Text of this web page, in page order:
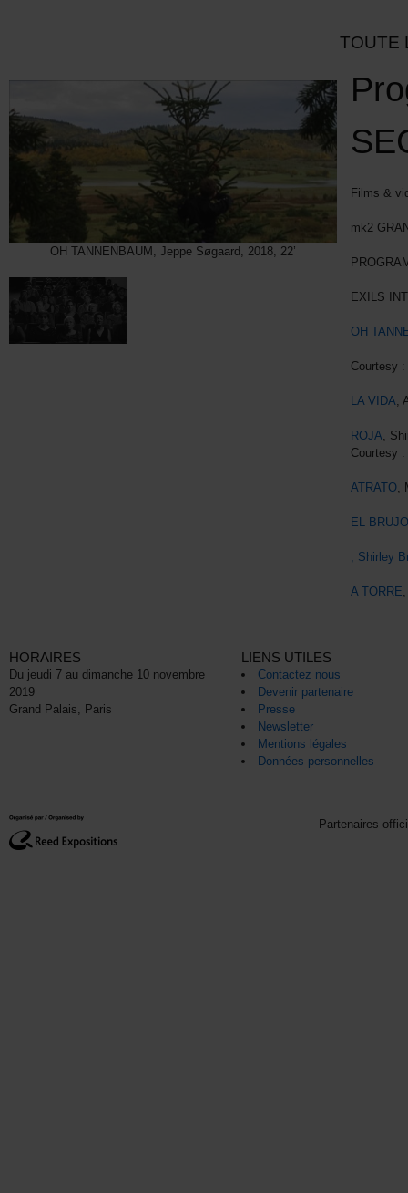
TOUTE
OH TANNENBAUM, Jeppe Søgaard, 2018, 22’
Films &
mk2
EXILS
OH
Courtesy
LA VIDA,
ROJA,
Courtesy
ATRATO,
EL BRUJO
, Shirley
A TORRE
HORAIRES
Du jeudi 7 au dimanche 10 novembre
2019
Grand Palais, Paris
LIENS UTILES
Contactez nous
Devenir partenaire
Presse
Newsletter
Mentions légales
Données personnelles
Partenaires